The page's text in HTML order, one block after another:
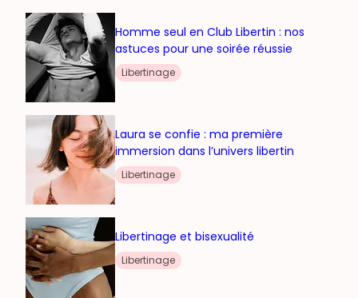
Homme seul en Club Libertin : nos
astuces pour une soirée réussie
Libertinage
Laura se confie : ma première
immersion dans l’univers libertin
Libertinage
Libertinage et bisexualité
Libertinage